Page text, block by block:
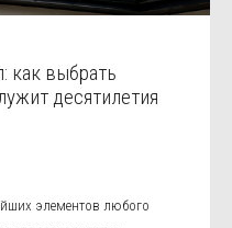
как выбрать
десятилетия
элементов любого